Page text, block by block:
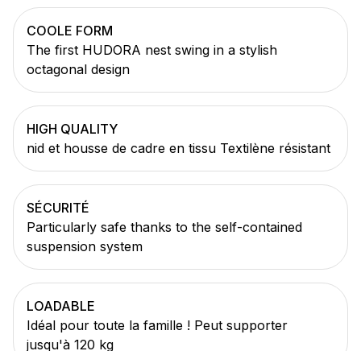
COOLE FORM
The first HUDORA nest swing in a stylish
octagonal design
HIGH QUALITY
nid et housse de cadre en tissu Textilène résistant
SÉCURITÉ
Particularly safe thanks to the self-contained
suspension system
LOADABLE
Idéal pour toute la famille ! Peut supporter
jusqu'à 120 kg